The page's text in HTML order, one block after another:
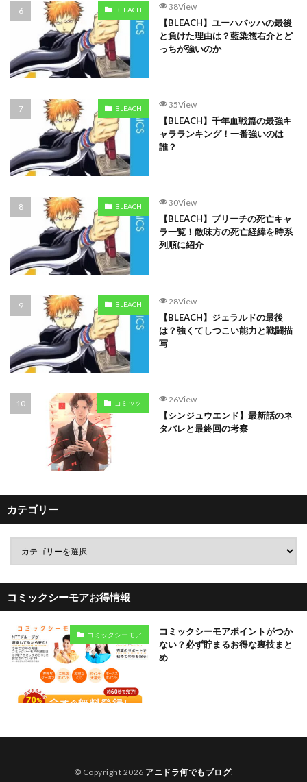
BLEACH 38View
【BLEACH】ユーハバッハの最後
と負けた理由は？藍染惣右介とど
っちが強いのか
BLEACH 35View
【BLEACH】千年血戦篇の最強キ
ャラランキング！一番強いのは
誰？
BLEACH 30View
【BLEACH】ブリーチの死亡キャ
ラ一覧！敵味方の死亡経緯を時系
列順に紹介
BLEACH 28View
【BLEACH】ジェラルドの最後
は？強くてしつこい能力と戦闘描
写
コミック 26View
【シンジュウエンド】最新話のネ
タバレと最終回の考察
カテゴリー
コミックシーモアお得情報
コミックシーモア
コミックシーモアポイントがつか
ない？必ず貯まるお得な裏技まと
め
© Copyright 2026 アニドラ何でもブログ.